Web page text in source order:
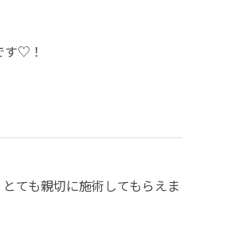
す♡！
ても親切に施術してもらえま